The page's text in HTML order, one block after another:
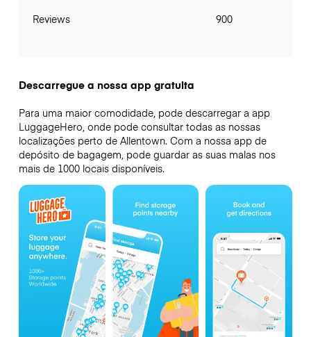
Reviews 900
Descarregue a nossa app gratuita
Para uma maior comodidade, pode descarregar a app
LuggageHero, onde pode consultar todas as nossas
localizações perto de Allentown. Com a nossa app de
depósito de bagagem, pode guardar as suas malas nos
mais de 1000 locais disponíveis.